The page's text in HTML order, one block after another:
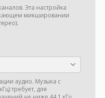
Эта настройка
микшировании
аудио. Музыка с
требует, для